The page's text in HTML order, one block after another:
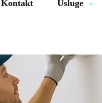
Kontakt Usluge